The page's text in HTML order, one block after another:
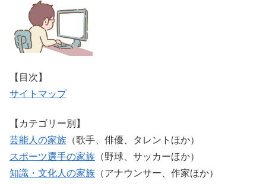
【目次】
サイトマップ
【カテゴリー別】
芸能人の家族 （歌手、俳優、タレントほか）
スポーツ選手の家族 （野球、サッカーほか）
知識・文化人の家族 （アナウンサー、作家ほか）